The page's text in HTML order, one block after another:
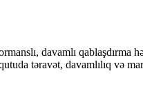
davamlı
təravət, davamlılıq və